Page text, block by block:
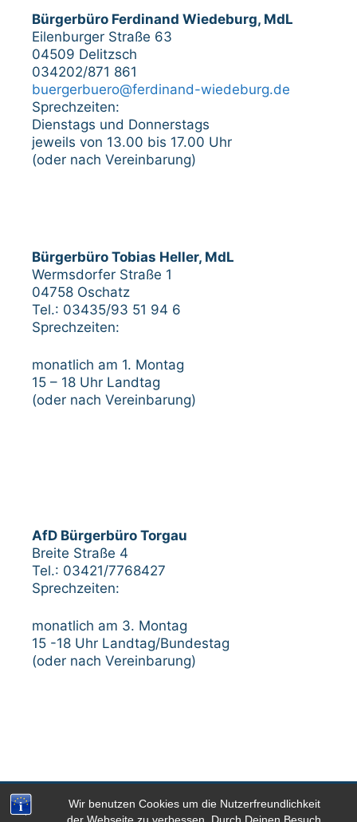
Wir benutzen Cookies um die Nutzerfreundlichkeit
Bürgerbüro Ferdinand Wiedeburg, MdL
Eilenburger Straße 63
04509 Delitzsch
034202/871 861
buergerbuero@ferdinand-wiedeburg.de
Sprechzeiten:
Dienstags und Donnerstags
jeweils von 13.00 bis 17.00 Uhr
(oder nach Vereinbarung)
Bürgerbüro Tobias Heller, MdL
Wermsdorfer Straße 1
04758 Oschatz
Tel.: 03435/93 51 94 6
Sprechzeiten:
monatlich am 1. Montag
15 – 18 Uhr Landtag
(oder nach Vereinbarung)
AfD Bürgerbüro Torgau
Breite Straße 4
Tel.: 03421/7768427
Sprechzeiten:
monatlich am 3. Montag
15 -18 Uhr Landtag/Bundestag
(oder nach Vereinbarung)
Impressum Datenschutzerklärung